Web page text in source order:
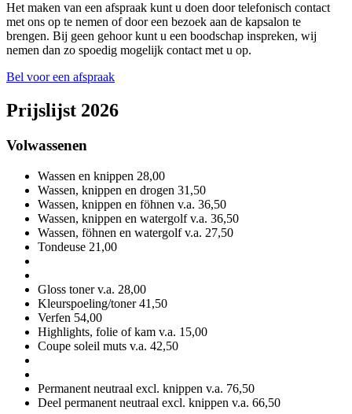
Het maken van een afspraak kunt u doen door telefonisch contact
met ons op te nemen of door een bezoek aan de kapsalon te
brengen. Bij geen gehoor kunt u een boodschap inspreken, wij
nemen dan zo spoedig mogelijk contact met u op.
Bel voor een afspraak
Prijslijst 2026
Volwassenen
Wassen en knippen 28,00
Wassen, knippen en drogen 31,50
Wassen, knippen en föhnen v.a. 36,50
Wassen, knippen en watergolfv.a. 36,50
Wassen, föhnen en watergolfv.a. 27,50
Tondeuse 21,00
Gloss tonerv.a. 28,00
Kleurspoeling/toner41,50
Verfen 54,00
Highlights, folie of kam v.a. 15,00
Coupe soleil muts v.a. 42,50
Permanent neutraal excl. knippen v.a. 76,50
Deel permanent neutraal excl. knippen v.a. 66,50